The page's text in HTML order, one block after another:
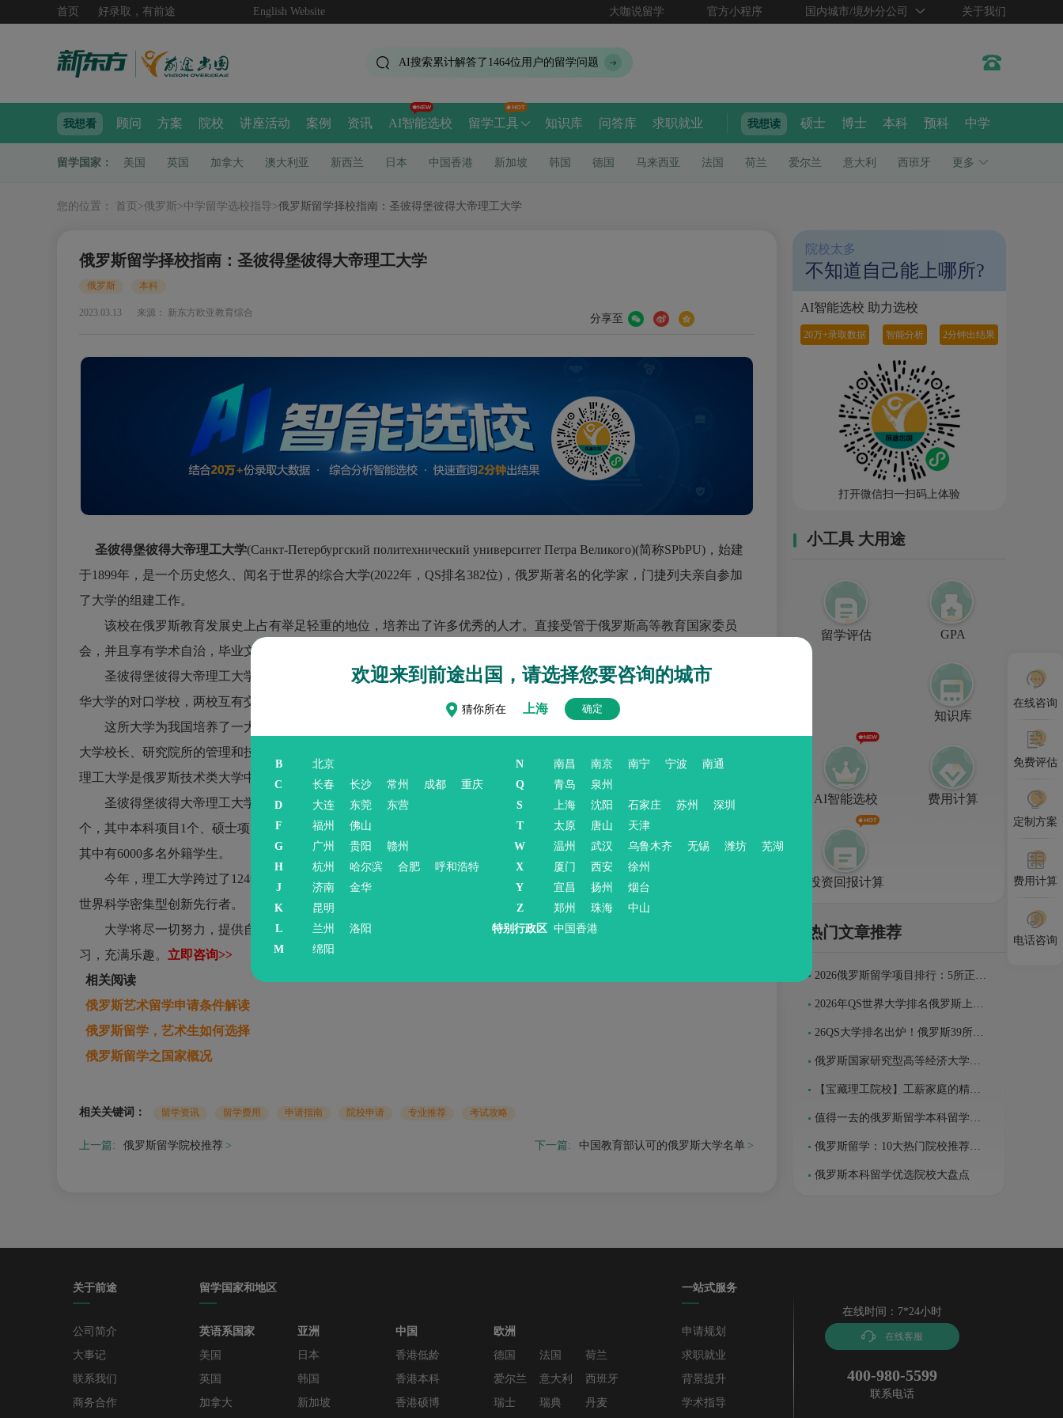
首页 好录取，有前途 English Website 大咖说留学 官方小程序 国内城市/境外分公司 关于我们
AI搜索累计解答了 1464位用户的留学问题
我想看 顾问 方案 院校 讲座活动 案例 资讯 AI智能选校 留学工具 知识库 问答库 求职就业 我想读 硕士 博士 本科 预科 中学
留学国家： 美国 英国 加拿大 澳大利亚 新西兰 日本 中国香港 新加坡 韩国 德国 马来西亚 法国 荷兰 爱尔兰 意大利 西班牙 更多
欢迎来到前途出国，请选择您要咨询的城市
猜你所在 上海 确定
B
北京
C
长春 长沙 常州 成都
重庆
D
大连 东莞
东营
F
福州
佛山
G
广州 贵阳
赣州
H
杭州 哈尔滨 合肥
呼和浩特
J
济南
金华
K
昆明
L
兰州
洛阳
M
绵阳
N 南昌 南京 南宁 宁波
南通
Q
青岛
泉州
S
上海 沈阳 石家庄 苏州
深圳
T
太原 唐山
天津
W
温州 武汉 乌鲁木齐 无锡 潍坊
芜湖
X
厦门 西安
徐州
Y
宜昌 扬州
烟台
Z
郑州 珠海
中山
特别行政区 中国香港
您的位置： 首页 >俄罗斯>中学留学选校指导>俄罗斯留学择校指南：圣彼得堡彼得大帝理工大学
俄罗斯留学择校指南：圣彼得堡彼得大帝理工大学
俄罗斯 本科
2023.03.13 来源： 新东方欧亚教育综合 分享至
圣彼得堡彼得大帝理工大学(Санкт-Петербургский политехнический университет Петра Великого)(简称SPbPU)，始建
于1899年，是一个历史悠久、闻名于世界的综合大学(2022年，QS排名382位)，俄罗斯著名的化学家，门捷列夫亲自参加
了大学的组建工作。
该校在俄罗斯教育发展史上占有举足轻重的地位，培养出了许多优秀的人才。直接受管于俄罗斯高等教育国家委员
会，并且享有学术自治，毕业文凭被世界所有国家所接受和承认，包括美国、英国等欧美国家。
圣彼得堡彼得大帝理工大学是“国家研究型大学”，是俄罗斯较好的理工科大学之一，是世界著名的大学，也是我国清
华大学的对口学校，两校互有交换生。
这所大学为我国培养了一大批科学和技术的专家和带头人，有些老一辈留学生还担任了我国的科学院和工程院院士、
大学校长、研究院所的管理和技术领导、大型企业的领导，如清华大学的校长等;均为我国的建设做出了巨大贡献。今天的
理工大学是俄罗斯技术类大学中的顶峰级别的大学。
立即咨询>>
圣彼得堡彼得大帝理工大学共开设52个本科培养方向、167个硕士专业以及90个博士专业方向。国际项目总数为104
个，其中本科项目1个、硕士项目21个;82名科学院或工程院院士，400名教授，1500名副教授，现有33000多名在校学生，
其中有6000多名外籍学生。
今年，理工大学跨过了124年的里程碑，数千人团队的努力，旨在将 SPbPU 发展成为现代化新型大学、跨行业技术和
世界科学密集型创新先行者。
大学将尽一切努力，提供自我实现和实践的机会，让每一位同学都能够接受精英般的专业教育，在国外的生活和学
习，充满乐趣。 立即咨询>>
相关阅读
俄罗斯艺术留学申请条件解读
俄罗斯留学 ，艺术生如何选择
俄罗斯留学之国家概况
相关关键词： 留学资讯 留学费用 申请指南 院校申请 专业推荐 考试攻略
上一篇: 俄罗斯留学院校推荐 中国教育部认可的俄罗斯大学名单
下一篇:
院校太多
不知道自己能上哪所?
AI智能选校 助力选校
20万+录取数据 智能分析 2分钟出结果
打开微信扫一扫码上体验
小工具 大用途
留学评估 GPA
知识库
AI智能选校 费用计算
投资回报计算
热门文章推荐
2026俄罗斯留学项目排行：5所正规
对比
2026年QS世界大学排名俄罗斯上榜
26QS大学排名出炉！俄罗斯39所上
俄罗斯国家研究型高等经济大学入
【宝藏理工院校】工薪家庭的精英
值得一去的俄罗斯留学本科留学院
俄罗斯留学：10大热门院校推荐及
俄罗斯本科留学优选院校大盘点
在线咨询
免费评估
定制方案
费用计算
电话咨询
关于前途
公司简介
大事记
联系我们
商务合作
留学国家和地区
英语系国家
美国
英国
加拿大
亚洲
日本
韩国
新加坡
中国
香港低龄
香港本科
香港硕博
欧洲
德国
法国
荷兰
爱尔兰
意大利
西班牙
瑞士
瑞典 丹麦
一站式服务
申请规划
求职就业
背景提升
学术指导
在线时间：7*24小时
在线客服
400-980-5599
联系电话